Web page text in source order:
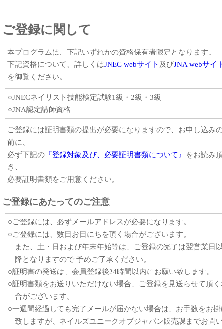
ご登録に関して
本プログラムは、下記いずれかの資格保有者限定となります。
下記資格について、詳しくはJNEC webサイト 及びJNA webサイ
を御覧ください。
○JNECネイリスト技能検定試験1級・2級・3級
○JNA認定講師資格
ご登録には証明書類の提出が必要になりますので、お申し込み
前に、
必ず下記の 『登録対象及び、必要証明書類について』
をお読み
き、
必要証明書類をご用意ください。
ご登録にあたってのご注意
○ご登録には、必ずメールアドレスが必要になります。
○ご登録には、数日お日にちを頂く場合がございます。
また、土・日および年末年始等は、ご登録の完了は翌営業日
降となりますので 予めご了承ください。
○証明書の発送は、会員登録後24時間以内にお願い致します。
○証明書類をお送りいただけない場合、ご登録を見送らせて頂く
合がございます。
○一週間経過しても完了メールが届かない場合は、お手数をお掛
致しますが、ネイルズユニークオブジャパン販売課までお問